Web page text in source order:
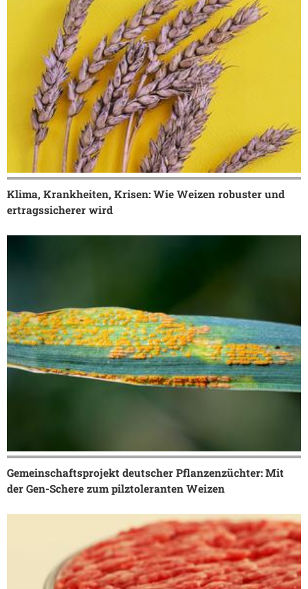
Klima, Krankheiten, Krisen: Wie Weizen robuster und
ertragssicherer wird
Gemeinschaftsprojekt deutscher Pflanzenzüchter: Mit
der Gen-Schere zum pilztoleranten Weizen